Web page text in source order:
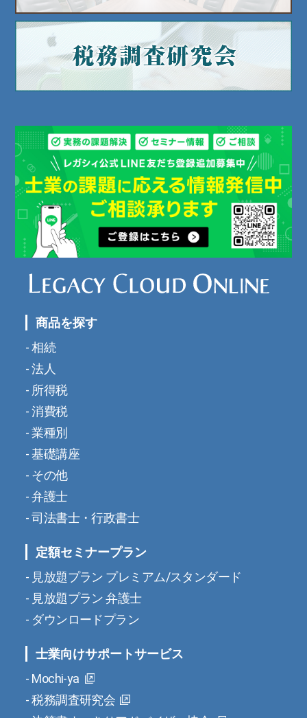
商品を探す
相続
法人
所得税
消費税
業種別
基礎講座
その他
弁護士
司法書士・行政書士
定額セミナープラン
見放題プラン プレミアム/スタンダード
見放題プラン 弁護士
ダウンロードプラン
士業向けサポートサービス
Mochi-ya
税務調査研究会